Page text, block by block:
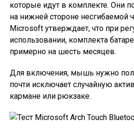
которые идут в комплекте. Они
на нижней стороне несгибаемой
Microsoft утверждает, что при
использовании, комплекта
примерно на шесть месяцев.
Для включения, мышь нужно
почти исключает случайную
кармане или рюкзаке.